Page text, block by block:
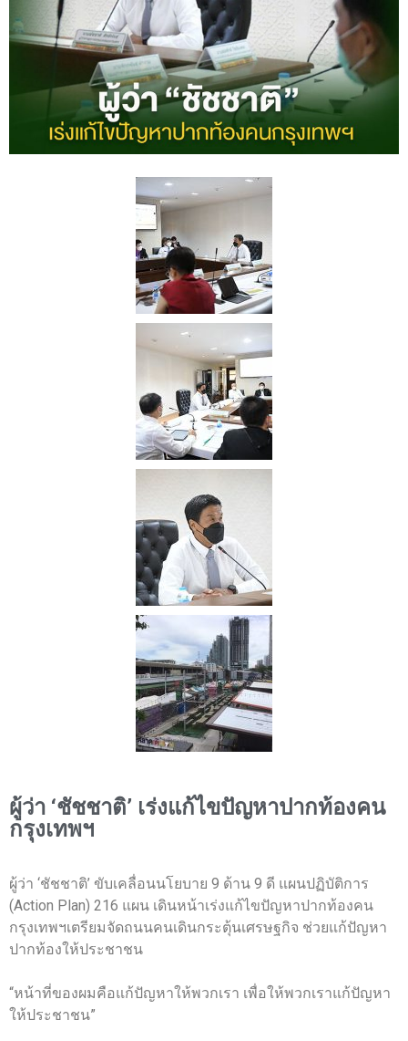
ผู้ว่า ‘ชัชชาติ’ เร่งแก้ไขปัญหาปากท้องคน
กรุงเทพฯ
ผู้ว่า ‘ชัชชาติ’ ขับเคลื่อนนโยบาย 9 ด้าน 9 ดี แผนปฏิบัติการ
(Action Plan) 216 แผน เดินหน้าเร่งแก้ไขปัญหาปากท้องคน
กรุงเทพฯเตรียมจัดถนนคนเดินกระตุ้นเศรษฐกิจ ช่วยแก้ปัญหา
ปากท้องให้ประชาชน
“หน้าที่ของผมคือแก้ปัญหาให้พวกเรา เพื่อให้พวกเราแก้ปัญหา
ให้ประชาชน”